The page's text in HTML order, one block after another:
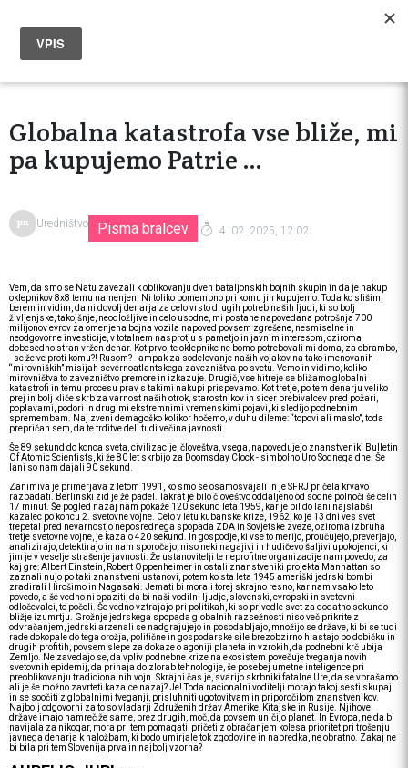
Globalna katastrofa vse bliže, mi
pa kupujemo Patrie ...
Uredništvo Pisma bralcev 4. 02. 2025, 12:02
Vem, da smo se Natu zavezali k oblikovanju dveh bataljonskih bojnih skupin in da je nakup
oklepnikov 8x8 temu namenjen. Ni toliko pomembno pri komu jih kupujemo. Toda ko slišim,
berem in vidim, da ni dovolj denarja za celo vrsto drugih potreb naših ljudi, ki so bolj
življenjske, takojšnje, neodložljive in celo usodne, mi postane napovedana potrošnja 700
milijonov evrov za omenjena bojna vozila napoved povsem zgrešene, nesmiselne in
neodgovorne investicije, v totalnem nasprotju s pametjo in javnim interesom, oziroma
dobesedno stran vržen denar. Kot prvo, te oklepnike ne bomo potrebovali mi doma, za obrambo,
- se že ve proti komu?! Rusom? - ampak za sodelovanje naših vojakov na tako imenovanih
“mirovniških” misijah severnoatlantskega zavezništva po svetu. Vemo in vidimo, koliko
mirovništva to zavezništvo premore in izkazuje. Drugič, vse hitreje se bližamo globalni
katastrofi in temu procesu prav s takimi nakupi prispevamo. Kot tretje, po tem denarju veliko
prej in bolj kliče skrb za varnost naših otrok, starostnikov in sicer prebivalcev pred požari,
poplavami, podori in drugimi ekstremnimi vremenskimi pojavi, ki sledijo podnebnim
spremembam. Naj zveni demagoško kolikor hočemo, v duhu dileme: “topovi ali maslo”, toda
prepričan sem, da te trditve deli tudi večina javnosti.
Še 89 sekund do konca sveta, civilizacije, človeštva, vsega, napovedujejo znanstveniki Bulletin
Of Atomic Scientists, ki že 80 let skrbijo za Doomsday Clock - simbolno Uro Sodnega dne. Še
lani so nam dajali 90 sekund.
Zanimiva je primerjava z letom 1991, ko smo se osamosvajali in je SFRJ pričela krvavo
razpadati. Berlinski zid je že padel. Takrat je bilo človeštvo oddaljeno od sodne polnoči še celih
17 minut. Še pogled nazaj nam pokaže 120 sekund leta 1959, kar je bil do lani najslabši
kazalec po koncu 2. svetovne vojne. Celo v letu kubanske krize, 1962, ko je 13 dni ves svet
trepetal pred nevarnostjo neposrednega spopada ZDA in Sovjetske zveze, oziroma izbruha
tretje svetovne vojne, je kazalo 420 sekund. In gospodje, ki vse to merijo, proučujejo, preverjajo,
analizirajo, detektirajo in nam sporočajo, niso neki nagajivi in hudičevo šaljivi upokojenci, ki
jim je v veselje strašenje javnosti. Že ustanovitelji te neprofitne organizacije nam povedo, za
kaj gre: Albert Einstein, Robert Oppenheimer in ostali znanstveniki projekta Manhattan so
zaznali nujo po taki znanstveni ustanovi, potem ko sta leta 1945 ameriški jedrski bombi
zradirali Hirošimo in Nagasaki. Jemati bi morali torej skrajno resno, kar nam vsako leto
povedo, a še vedno ni opaziti, da bi naši vodilni ljudje, slovenski, evropski in svetovni
odločevalci, to počeli. Še vedno vztrajajo pri politikah, ki so privedle svet za dodatno sekundo
bližje izumrtju. Grožnje jedrskega spopada globalnih razsežnosti niso več prikrite z
odvračanjem, jedrski arzenali se nadgrajujejo in posodabljajo, množijo se države, ki bi se tudi
rade dokopale do tega orožja, politične in gospodarske sile brezobzirno hlastajo po dobičku in
drugih profitih, povsem slepe za dokaze o agoniji planeta in vzrokih, da podnebni krč ubija
Zemljo. Ne zavedajo se, da vpliv podnebne krize na ekosistem povečuje tveganja novih
svetovnih epidemij, da prihaja do zlorab tehnologije, še posebej umetne inteligence pri
preoblikovanju tradicionalnih vojn. Skrajni čas je, svarijo skrbniki fatalne Ure, da se vprašamo
ali je še možno zavrteti kazalce nazaj? Je! Toda nacionalni voditelji morajo takoj sesti skupaj
in se soočiti z globalnimi tveganji, prisluhniti ugotovitvam in priporočilom znanstvenikov.
Najbolj odgovorni za to so vladarji Združenih držav Amerike, Kitajske in Rusije. Njihove
države imajo namreč že same, brez drugih, moč, da povsem uničijo planet. In Evropa, ne da bi
navijala za nikogar, mora pri tem pomagati, pričeti z obračanjem kolesa prioritet pri trošenju
javnega denarja k naložbam, ki bodo umirjale tok zgodovine in napredka, ne obratno. Zakaj ne
bi bila pri tem Slovenija prva in najbolj vzorna?